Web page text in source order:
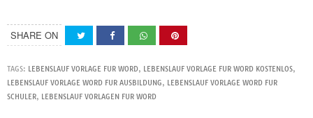
SHARE ON
TAGS: LEBENSLAUF VORLAGE FUR WORD, LEBENSLAUF VORLAGE FUR WORD KOSTENLOS,
LEBENSLAUF VORLAGE WORD FUR AUSBILDUNG, LEBENSLAUF VORLAGE WORD FUR
SCHULER, LEBENSLAUF VORLAGEN FUR WORD